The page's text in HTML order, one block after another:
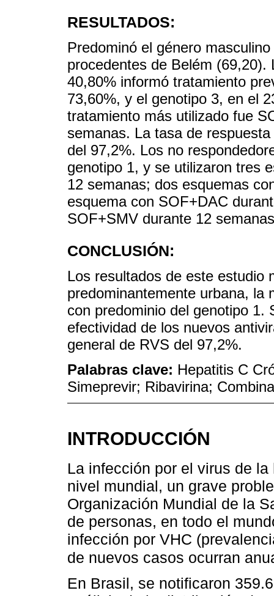
RESULTADOS:
Predominó el género
procedentes de Belém
40,80% informó tratamiento
73,60%, y el genotipo 3, en el
tratamiento más utilizado fue
semanas. La tasa de
del 97,2%. Los no
genotipo 1, y se utilizaron tres
12 semanas; dos esquemas
esquema con SOF+DAC
SOF+SMV durante 12
CONCLUSIÓN:
Los resultados de este estudio
predominantemente urbana, la
con predominio del genotipo 1.
efectividad de los nuevos
general de RVS del 97,2%.
Palabras clave: Hepatitis C
Simeprevir; Ribavirina;
INTRODUCCIÓN
La infección por el virus de
nivel mundial, un grave
Organización Mundial de la
de personas, en todo el
infección por VHC
de nuevos casos ocurran
En Brasil, se notificaron